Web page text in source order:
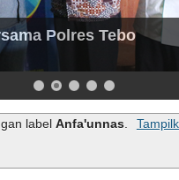
SP Terima
DPD LDII Tebo
labelAnfa'unnas.